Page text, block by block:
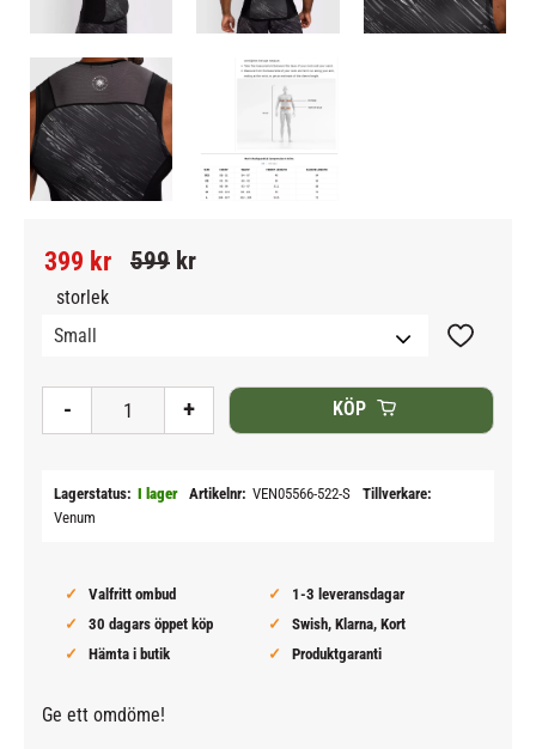
Nedsatt pris:
399 kr Ordinarie pris:
599 kr
storlek
+
- KÖP
Lägg till
Lagerstatus I lager Artikelnr VEN05566-522-S
Tillverkare
Venum
Valfritt ombud
1-3 leveransdagar
30 dagars öppet köp
Swish, Klarna, Kort
Hämta i butik
Produktgaranti
Ge ett omdöme!